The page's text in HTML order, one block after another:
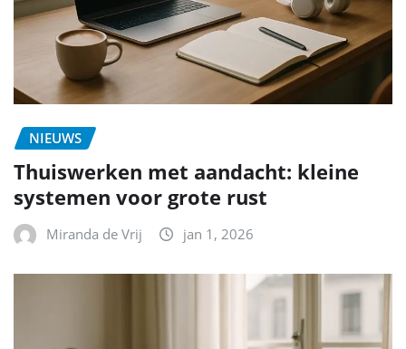
NIEUWS
Thuiswerken met aandacht: kleine
systemen voor grote rust
Miranda de Vrij jan 1, 2026